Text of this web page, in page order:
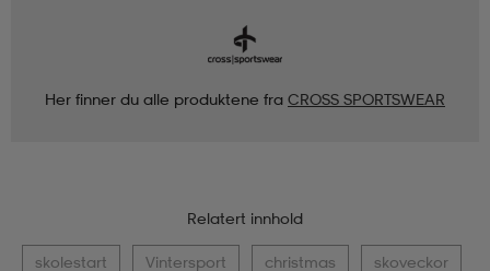
Her finner du alle produktene fra CROSS SPORTSWEAR
Relatert innhold
skolestart Vintersport christmas skoveckor